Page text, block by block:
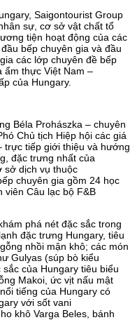
Saigontourist Group
sự, cơ sở vật chất tổ
tiện hoạt động của các
bếp chuyên gia và đầu
các lớp chuyên đề bếp
ẩm thực Việt Nam –
của Hungary.
Béla Prohászka – chuyên
Chủ tịch Hiệp hội các giá
trực tiếp giới thiệu và hướng
đặc trưng nhất của
sở dịch vụ thuộc
chuyên gia gồm 24 học
viên Câu lạc bộ F&B
phá nét đặc sắc trong
đặc trưng Hungary, tiêu
nhồi mận khô; các món
Gulyas (súp bò kiểu
của Hungary tiêu biểu
Makoi, ức vịt nấu mật
tiếng của Hungary có
với sốt vani
khô Varga Beles, bánh